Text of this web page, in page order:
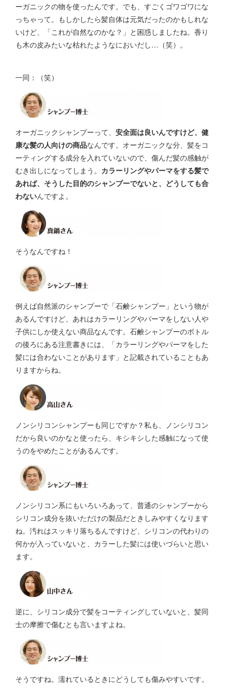
ーガニックの物を使ったんです。でも、すごくゴワゴワにな
っちゃって。もしかしたら髪自体は元気だったのかもしれな
いけど、「これが自然なのかな？」と困惑しましたね。香り
も木の皮みたいな枯れたようなにおいだし…（笑）。
一同：（笑）
オーガニックシャンプーって、 安全面は良いんですけど、健
康な髪の人向けの商品なんです。オーガニックな分、髪をコ
ーティングする成分を入れていないので、傷んだ髪の感触が
むき出しになってしまう。 カラーリングやパーマをする髪で
あれば、そうした目的のシャンプーでないと、どうしても合
わないんですよ。
そうなんですね！
例えば自然派のシャンプーで「石鹸シャンプー」という物が
あるんですけど、あれはカラーリングやパーマをしない人や
子供にしか使えない商品なんです。石鹸シャンプーのボトル
の後ろにある注意書きには、「カラーリングやパーマをした
髪には合わないことがあります」と記載されていることもあ
りますからね。
ノンシリコンシャンプーも同じですか？私も、ノンシリコン
だから良いのかなと使ったら、キシキシした感触になって使
うのをやめたことがあるんです。
ノンシリコン系にもいろいろあって、普通のシャンプーから
シリコン成分を抜いただけの製品だときしみやすくなります
ね。汚れはスッキリ落ちるんですけど、シリコンの代わりの
何かが入っていないと、カラーした髪には使いづらいと思い
ます。
逆に、シリコン成分で髪をコーティングしていないと、髪同
士の摩擦で傷むとも言いますよね。
そうですね。濡れているときにどうしても傷みやすいです。